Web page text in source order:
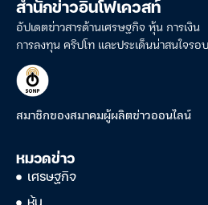
สำนักข่าวอินโฟเควสท์
อัปเดตข่าวสารด้านเศรษฐกิจ หุ้น การเงิน
การลงทุน คริปโท และประเด็นน่าสนใจรอ
สมาชิกของสมาคมผู้ผลิตข่าวออนไลน์
หมวดข่าว
เศรษฐกิจ